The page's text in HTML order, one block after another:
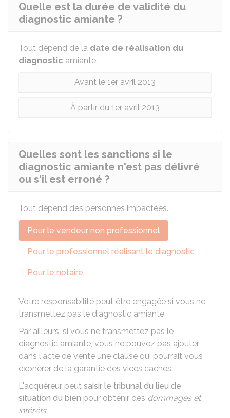
Quelle est la durée de validité du
diagnostic amiante ?
Tout dépend de la date de réalisation du
diagnostic amiante.
Avant le 1er avril 2013
À partir du 1er avril 2013
Quelles sont les sanctions si le
diagnostic amiante n'est pas délivré
ou s'il est erroné ?
Tout dépend des personnes impactées.
Pour le vendeur non professionnel
Pour le professionnel réalisant le diagnostic
Pour le notaire
Votre responsabilité peut être engagée si vous ne
transmettez pas le diagnostic amiante.
Par ailleurs, si vous ne transmettez pas le
diagnostic amiante, vous ne pouvez pas ajouter
dans l'acte de vente une clause qui pourrait vous
exonérer de la garantie des vices cachés.
L'acquéreur peut saisir le tribunal du lieu de
situation du bien pour obtenir des dommages et
intérêts.